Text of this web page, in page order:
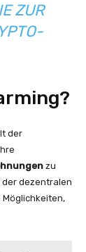
ZUR
der
zu
der dezentralen